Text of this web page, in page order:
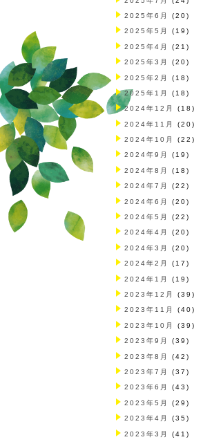
2025年6月 (20)
2025年5月 (19)
2025年4月 (21)
2025年3月 (20)
2025年2月 (18)
2025年1月 (18)
2024年12月 (18)
2024年11月 (20)
2024年10月 (22)
2024年9月 (19)
2024年8月 (18)
2024年7月 (22)
2024年6月 (20)
2024年5月 (22)
2024年4月 (20)
2024年3月 (20)
2024年2月 (17)
2024年1月 (19)
2023年12月 (39)
2023年11月 (40)
2023年10月 (39)
2023年9月 (39)
2023年8月 (42)
2023年7月 (37)
2023年6月 (43)
2023年5月 (29)
2023年4月 (35)
2023年3月 (41)